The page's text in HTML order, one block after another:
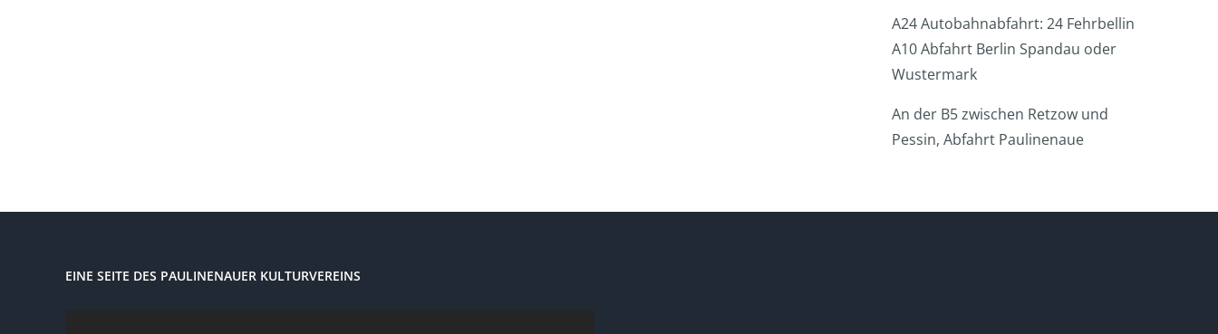
A24 Autobahnabfahrt: 24 Fehrbellin
A10 Abfahrt Berlin Spandau oder
Wustermark
An der B5 zwischen Retzow und
Pessin, Abfahrt Paulinenaue
EINE SEITE DES PAULINENAUER KULTURVEREINS